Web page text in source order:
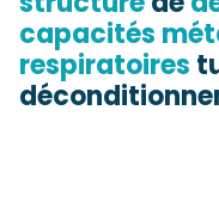
capacités
respiratoires